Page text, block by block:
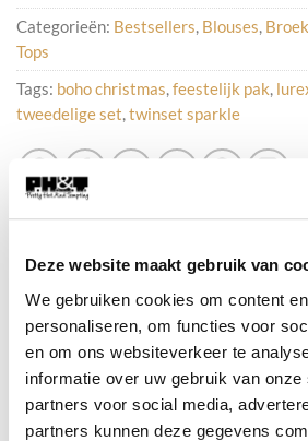
Deze website maakt gebruik van
We gebruiken cookies om content
personaliseren, om functies voor
en om ons websiteverkeer te
informatie over uw gebruik van onze
partners voor social media,
partners kunnen deze gegevens
Categorieën: Bestsellers, Blouses,
Tops
Tags: boho christmas,feestelijk pak,
tweedelige set,twinset sparkle
BESCHRIJVING
AANVULLENDE INFORMATIE
Feestelijk Tweedelig Lurex Pak